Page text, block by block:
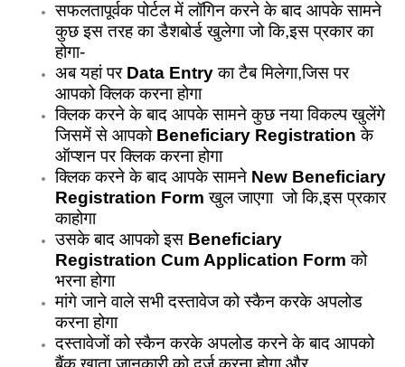
सफलतापूर्वक पोर्टल में लॉगिन करने के बाद आपके सामने
कुछ इस तरह का डैशबोर्ड खुलेगा जो कि,इस प्रकार का
होगा-
अब यहां पर Data Entryका टैब मिलेगा,जिस पर
आपको क्लिक करना होगा
क्लिक करने के बाद आपके सामने कुछ नया विकल्प खुलेंगे
जिसमें से आपको Beneficiary Registrationके
ऑप्शन पर क्लिक करना होगा
क्लिक करने के बाद आपके सामने New Beneficiary
Registration Formखुल जाएगा जो कि,इस प्रकार
काहोगा
उसके बाद आपको इस Beneficiary
Registration Cum Application Form को
भरना होगा
मांगे जाने वाले सभी दस्तावेज को स्कैन करके अपलोड
करना होगा
दस्तावेजों को स्कैन करके अपलोड करने के बाद आपको